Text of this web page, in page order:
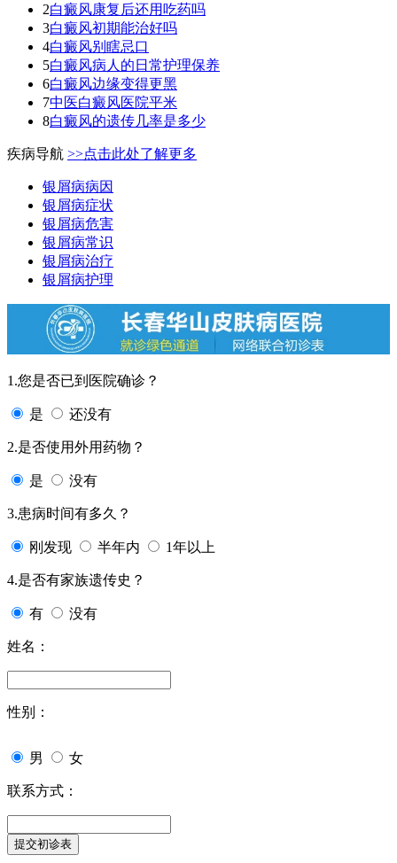
2白癜风康复后还用吃药吗
3白癜风初期能治好吗
4白癜风别瞎忌口
5白癜风病人的日常护理保养
6白癜风边缘变得更黑
7中医白癜风医院平米
8白癜风的遗传几率是多少
疾病导航 >>点击此处了解更多
银屑病病因
银屑病症状
银屑病危害
银屑病常识
银屑病治疗
银屑病护理
1.您是否已到医院确诊？
是 还没有
2.是否使用外用药物？
是 没有
3.患病时间有多久？
刚发现 半年内 1年以上
4.是否有家族遗传史？
有 没有
姓名：
性别：
男 女
联系方式：